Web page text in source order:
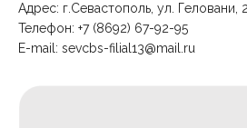
Адрес: г.Севастополь, ул. Геловани,
Телефон: +7 (8692) 67-92-95
E-mail: sevcbs-filial13@mail.ru